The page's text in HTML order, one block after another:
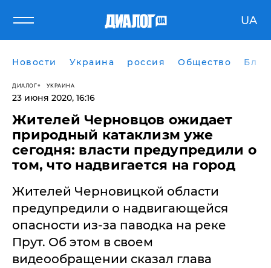
UA
Новости Украина россия Общество
ДИАЛОГ УКРАИНА
23 июня 2020, 16:16
Жителей Черновцов ожидает
природный катаклизм уже
сегодня: власти предупредили о
том, что надвигается на город
Жителей Черновицкой области
предупредили о надвигающейся
опасности из-за паводка на реке
Прут. Об этом в своем
видеообращении сказал глава